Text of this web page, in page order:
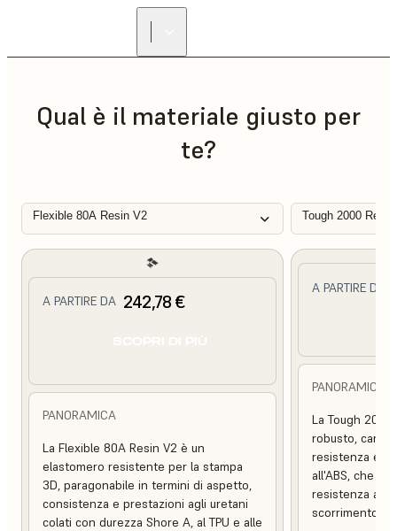
Qual è il materiale giusto per
te?
Flexible 80A Resin V2 Tough 2000
A PARTIRE DA 242,78 €
PANORAMICA
La Flexible 80A Resin V2 è un
elastomero resistente per la stampa
3D, paragonabile in termini di aspetto,
consistenza e prestazioni agli uretani
colati con durezza Shore A, al TPU e alle
A PARTIRE DA
PANORAMICA
La Tough
robusto,
resistenza e
all'ABS, che
resistenza alle
scorrimento.